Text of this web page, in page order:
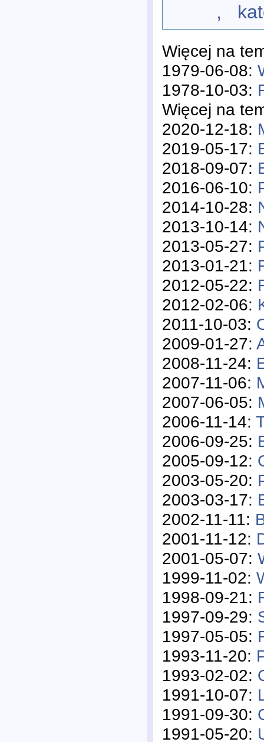
,
Więcej na
1979-06-08:
1978-10-03:
Więcej na
2020-12-18:
2019-05-17:
2018-09-07:
2016-06-10:
2014-10-28:
2013-10-14:
2013-05-27:
2013-01-21:
2012-05-22:
2012-02-06:
2011-10-03:
2009-01-27:
2008-11-24:
2007-11-06:
2007-06-05:
2006-11-14:
2006-09-25:
2005-09-12:
2003-05-20:
2003-03-17:
2002-11-11:
2001-11-12:
2001-05-07:
1999-11-02:
1998-09-21:
1997-09-29:
1997-05-05:
1993-11-20:
1993-02-02:
1991-10-07:
1991-09-30:
1991-05-20: